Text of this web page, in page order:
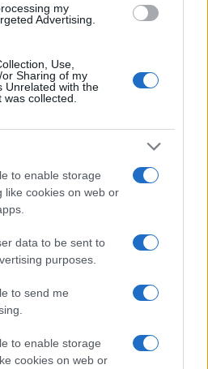
my
Advertising.
Use,
Sharing of my
Unrelated with the
collected.
to enable storage
like cookies on web or
data to be sent to
purposes.
to send me
to enable storage
cookies on web or
dove danno i
nomi agli
meteorologica
quindi un ente molto
per le allerte della
inventata
e a manca. Si tratta di
centro meteo: si è
Che piace ai media.
colpa dei